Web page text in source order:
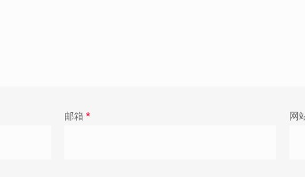
邮箱 * 网